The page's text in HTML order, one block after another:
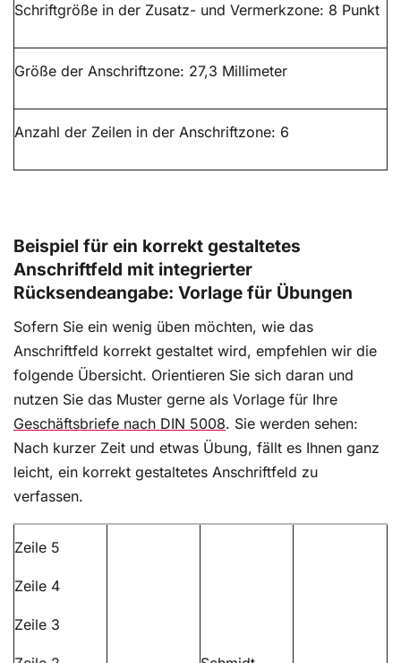
Schriftgröße in der Zusatz- und Vermerkzone: 8 Punkt
Größe der Anschriftzone: 27,3 Millimeter
Anzahl der Zeilen in der Anschriftzone: 6
Beispiel für ein korrekt gestaltetes
Anschriftfeld mit integrierter
Rücksendeangabe: Vorlage für Übungen
Sofern Sie ein wenig üben möchten, wie das
Anschriftfeld korrekt gestaltet wird, empfehlen wir die
folgende Übersicht. Orientieren Sie sich daran und
nutzen Sie das Muster gerne als Vorlage für Ihre
Geschäftsbriefe nach DIN 5008. Sie werden sehen:
Nach kurzer Zeit und etwas Übung, fällt es Ihnen ganz
leicht, ein korrekt gestaltetes Anschriftfeld zu
verfassen.
Zeile 5
Zeile 4
Zeile 3